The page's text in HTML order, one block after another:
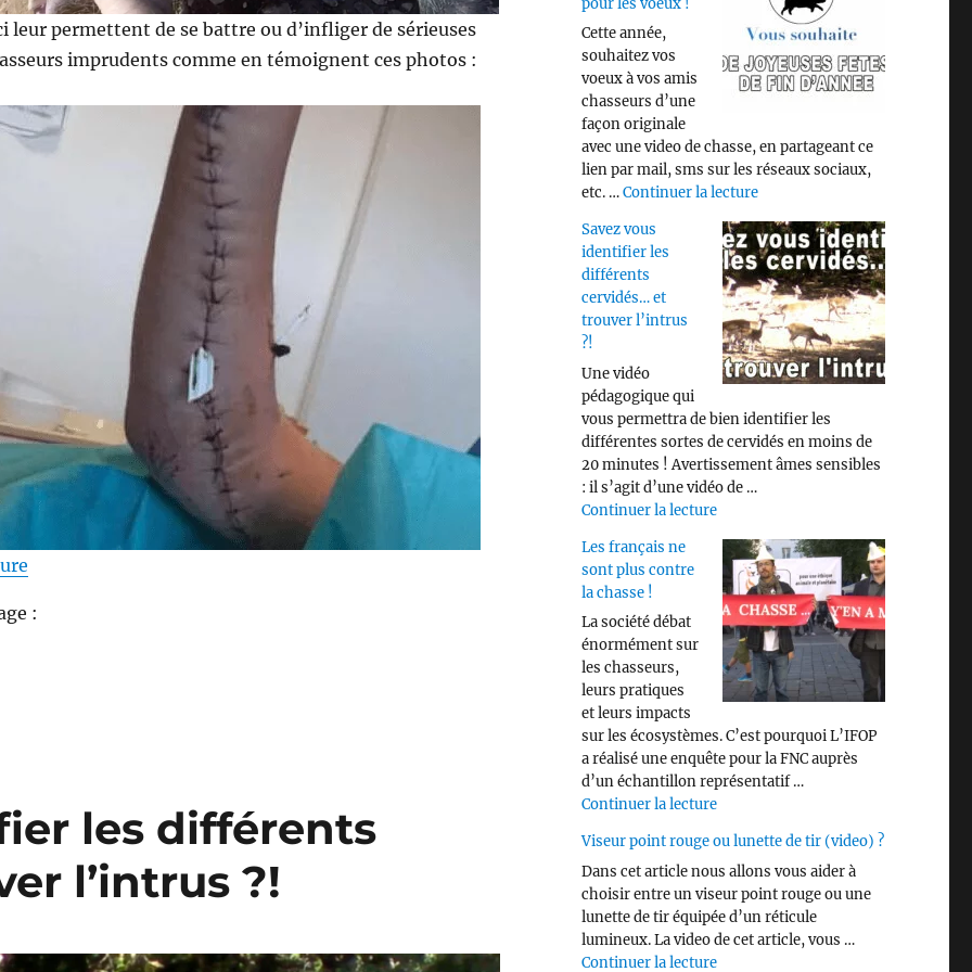
leur permettent de se battre ou d’infliger de sérieuses
imprudents comme en témoignent ces photos :
de « Gros sangliers « séchés net » mais… »
:
les différents
l’intrus ?!
Cette année,
souhaitez vos
voeux à vos amis
chasseurs d’une
façon originale
avec une video de chasse, en partageant ce
lien par mail, sms sur les réseaux sociaux,
etc. …Continuer la lecturede « Video « CHASSE » pour
Savez vous
identifier les
différents
cervidés… et
trouver l’intrus
?!
Une vidéo
pédagogique qui
vous permettra de bien identifier les
différentes sortes de cervidés en moins de
20 minutes ! Avertissement âmes sensibles
: il s’agit d’une vidéo de …
Continuer la lecturede « Savez vous identifier les
Les français ne
sont plus contre
la chasse !
La société débat
énormément sur
les chasseurs,
leurs pratiques
et leurs impacts
sur les écosystèmes. C’est pourquoi L’IFOP
a réalisé une enquête pour la FNC auprès
d’un échantillon représentatif …
Continuer la lecturede « Les français ne sont plus contre
Viseur point rouge ou lunette de tir (video) ?
Dans cet article nous allons vous aider à
choisir entre un viseur point rouge ou une
lunette de tir équipée d’un réticule
lumineux. La video de cet article, vous …
Continuer la lecturede « Viseur point rouge ou lunette